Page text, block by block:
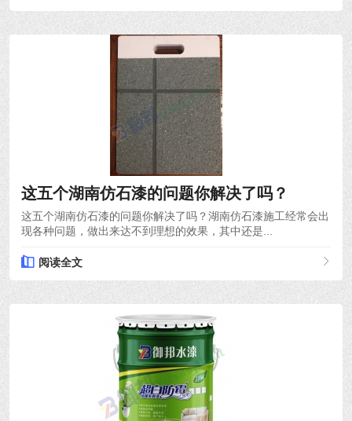
这五个湖南仿石漆的问题你解决了吗？
这五个湖南仿石漆的问题你解决了吗？湖南仿石漆施工经常会出
现各种问题，做出来达不到理想的效果，其中还是...
阅读全文